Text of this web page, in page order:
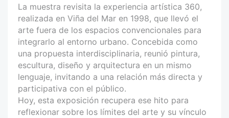
La muestra revisita la experiencia artística 360,
realizada en Viña del Mar en 1998, que llevó el
arte fuera de los espacios convencionales para
integrarlo al entorno urbano. Concebida como
una propuesta interdisciplinaria, reunió pintura,
escultura, diseño y arquitectura en un mismo
lenguaje, invitando a una relación más directa y
participativa con el público.
Hoy, esta exposición recupera ese hito para
reflexionar sobre los límites del arte y su vínculo